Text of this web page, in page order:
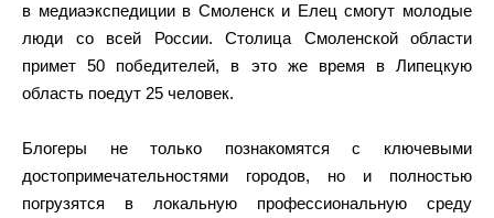
в медиаэкспедиции в Смоленск и Елец смогут молодые
люди со всей России. Столица Смоленской области
примет 50 победителей, в это же время в Липецкую
область поедут 25 человек.
Блогеры не только познакомятся с ключевыми
достопримечательностями городов, но и полностью
погрузятся в локальную профессиональную среду